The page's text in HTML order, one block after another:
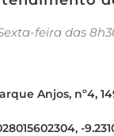
feira das
Anjos, nº4,
-